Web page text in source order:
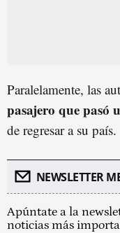
Paralelamente, las
pasajero que pasó
de regresar a su país.
NEWSLETTER
Apúntate a la
noticias más